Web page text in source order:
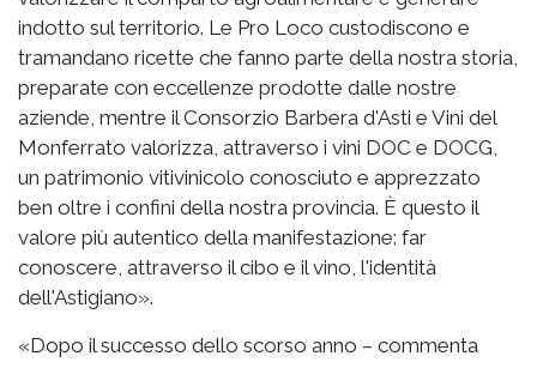
indotto sul territorio. Le Pro Loco custodiscono e
tramandano ricette che fanno parte della nostra storia,
preparate con eccellenze prodotte dalle nostre
aziende, mentre il Consorzio Barbera d'Asti e Vini del
Monferrato valorizza, attraverso i vini DOC e DOCG,
un patrimonio vitivinicolo conosciuto e apprezzato
ben oltre i confini della nostra provincia. È questo il
valore più autentico della manifestazione: far
conoscere, attraverso il cibo e il vino, l'identità
dell'Astigiano».
«Dopo il successo dello scorso anno – commenta